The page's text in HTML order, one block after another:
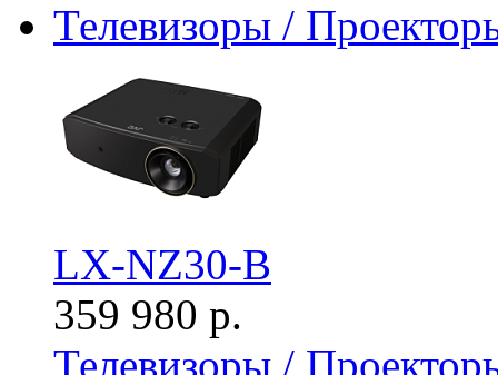
Телевизоры /
LX-NZ30-B
359 980 р.
Телевизоры /